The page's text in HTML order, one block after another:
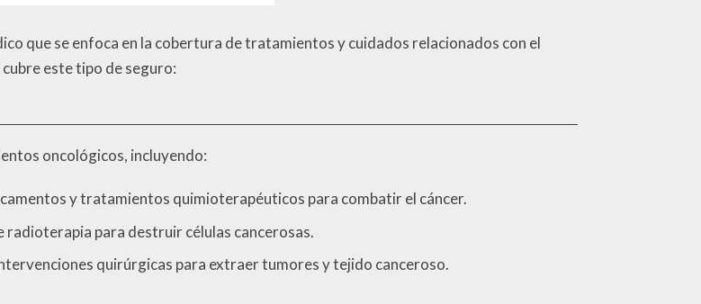
que se enfoca en la cobertura de tratamientos y cuidados relacionados con el
este tipo de seguro:
oncológicos, incluyendo:
y tratamientos quimioterapéuticos para combatir el cáncer.
para destruir células cancerosas.
quirúrgicas para extraer tumores y tejido canceroso.